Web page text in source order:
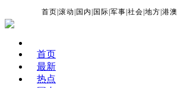
首页 |滚动 国内 国际 |军事 |社会 |地方 |港澳
首页
最新
热点